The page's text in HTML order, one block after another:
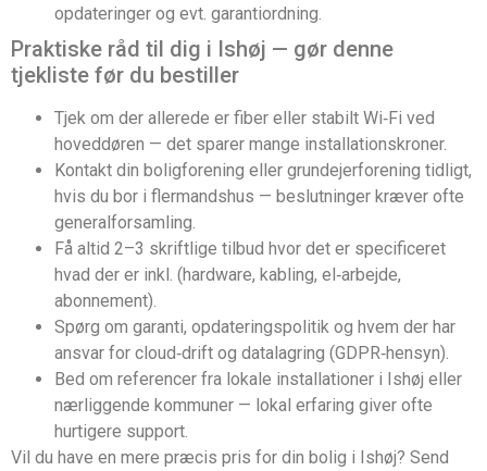
opdateringer og evt. garantiordning.
Praktiske råd til dig i Ishøj — gør denne
tjekliste før du bestiller
Tjek om der allerede er fiber eller stabilt Wi‑Fi ved
hoveddøren — det sparer mange installationskroner.
Kontakt din boligforening eller grundejerforening tidligt,
hvis du bor i flermandshus — beslutninger kræver ofte
generalforsamling.
Få altid 2–3 skriftlige tilbud hvor det er specificeret
hvad der er inkl. (hardware, kabling, el‑arbejde,
abonnement).
Spørg om garanti, opdateringspolitik og hvem der har
ansvar for cloud‑drift og datalagring (GDPR‑hensyn).
Bed om referencer fra lokale installationer i Ishøj eller
nærliggende kommuner — lokal erfaring giver ofte
hurtigere support.
Vil du have en mere præcis pris for din bolig i Ishøj? Send